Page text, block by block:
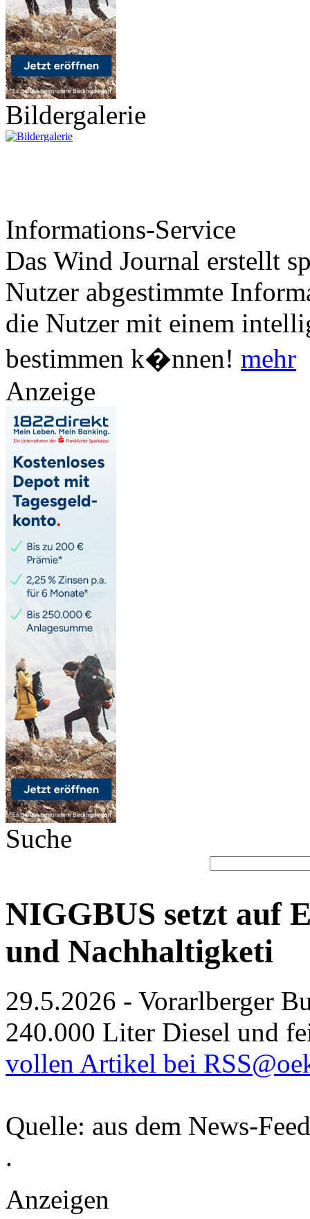
Bildergalerie
Informations-Service
Das Wind Journal erstellt
Nutzer abgestimmte
die Nutzer mit einem
bestimmen k�nnen! mehr
Anzeige
Suche
NIGGBUS setzt auf
und Nachhaltigketi
29.5.2026 - Vorarlberger
240.000 Liter Diesel und
vollen Artikel bei
Quelle: aus dem News-
.
Anzeigen